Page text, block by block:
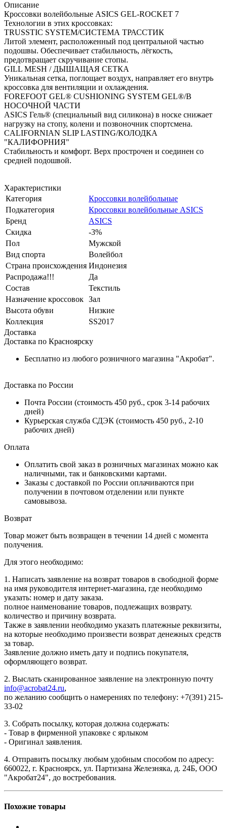
Описание
Кроссовки волейбольные ASICS GEL-ROCKET 7
Технологии в этих кроссовках:
TRUSSTIC SYSTEM/СИСТЕМА ТРАССТИК
Литой элемент, расположенный под центральной частью
подошвы. Обеспечивает стабильность, лёгкость,
предотвращает скручивание стопы.
GILL MESH / ДЫШАЩАЯ СЕТКА
Уникальная сетка, поглощает воздух, направляет его внутрь
кроссовка для вентиляции и охлаждения.
FOREFOOT GEL® CUSHIONING SYSTEM GEL®/В
НОСОЧНОЙ ЧАСТИ
ASICS Гель® (специальный вид силикона) в носке снижает
нагрузку на стопу, колени и позвоночник спортсмена.
CALIFORNIAN SLIP LASTING/КОЛОДКА
"КАЛИФОРНИЯ"
Стабильность и комфорт. Верх прострочен и соединен со
средней подошвой.
Характеристики
Категория
Кроссовки волейбольные
Подкатегория
Кроссовки волейбольные ASICS
Бренд
ASICS
Скидка
-3%
Пол
Мужской
Вид спорта
Волейбол
Страна происхождения Индонезия
Распродажа!!!
Да
Состав
Текстиль
Назначение кроссовок Зал
Высота обуви
Низкие
Коллекция
SS2017
Доставка
Доставка по Красноярску
Бесплатно из любого розничного магазина "Акробат".
Доставка по России
Почта России (стоимость 450 руб., срок 3-14 рабочих
дней)
Курьерская служба СДЭК (стоимость 450 руб., 2-10
рабочих дней)
Оплата
Оплатить свой заказ в розничных магазинах можно как
наличными, так и банковскими картами.
Заказы с доставкой по России оплачиваются при
получении в почтовом отделении или пункте
самовывоза.
Возврат
Товар может быть возвращен в течении 14 дней с момента
получения.
Для этого необходимо:
1. Написать заявление на возврат товаров в свободной форме
на имя руководителя интернет-магазина, где необходимо
указать: номер и дату заказа.
полное наименование товаров, подлежащих возврату.
количество и причину возврата.
Также в заявлении необходимо указать платежные реквизиты,
на которые необходимо произвести возврат денежных средств
за товар.
Заявление должно иметь дату и подпись покупателя,
оформляющего возврат.
2. Выслать сканированное заявление на электронную почту
info@acrobat24.ru,
по желанию сообщить о намерениях по телефону: +7(391) 215-
33-02
3. Собрать посылку, которая должна содержать:
- Товар в фирменной упаковке с ярлыком
- Оригинал заявления.
4. Отправить посылку любым удобным способом по адресу:
660022, г. Красноярск, ул. Партизана Железняка, д. 24Б, ООО
"Акробат24", до востребования.
Похожие товары